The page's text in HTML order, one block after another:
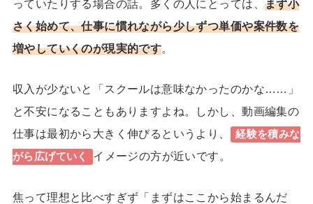
っていたりする場合の話。多くの人にとっては、 まず小
さく始めて、仕事に慣れながら少しずつ単価や案件数を
増やしていくのが現実的です。
収入が少ないと「スクールは意味なかったのかな……」
と不安になることもありますよね。しかし、動画編集の
仕事は最初から大きく伸びるというより、
経験を積みな
がら広げていく
イメージの方が近いです。
焦って理想と比べすぎず「まずはここから始まるんだ